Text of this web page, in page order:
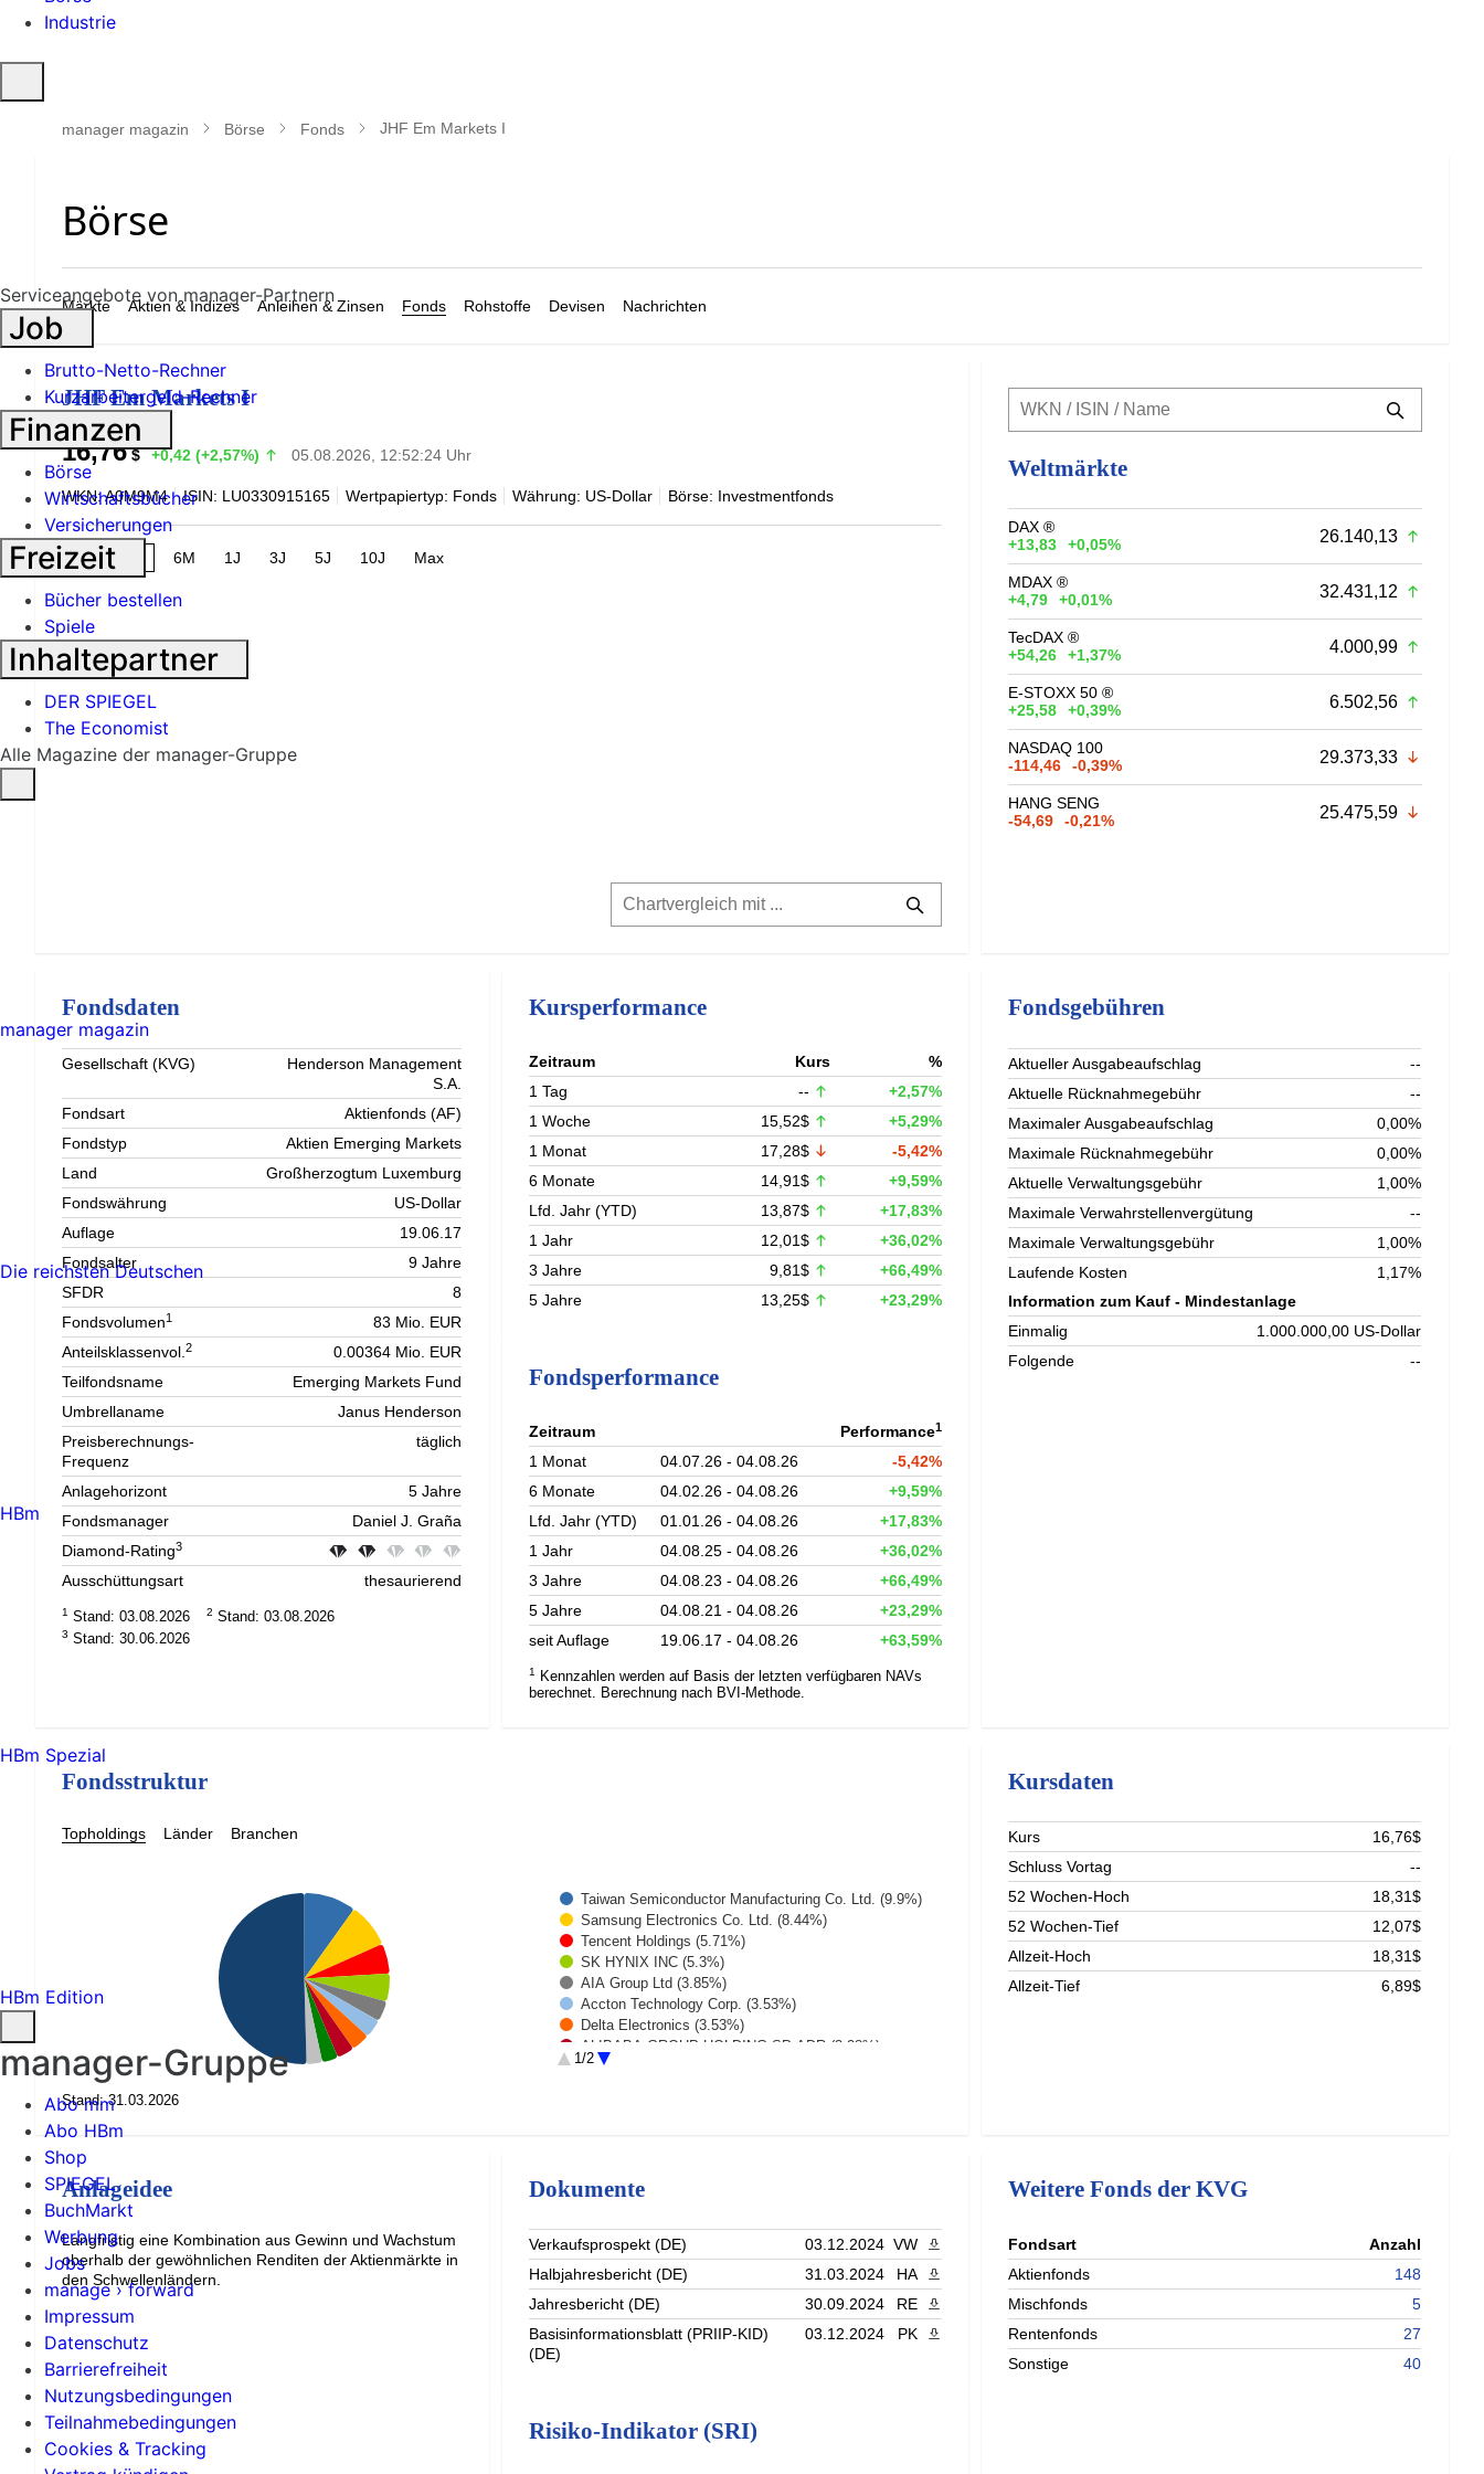
Industrie
öffnen
manager magazin Börse Fonds JHF Em Markets I
Märkte Aktien & Indizes Anleihen & Zinsen Fonds Rohstoffe Devisen Nachrichten
JHF Em Markets I
16,76 $ +0,42 (+2,57%) 05.08.2026, 12:52:24 Uhr
WKN: A0M9M4 ISIN: LU0330915165 Wertpapiertyp: Fonds Währung: US-Dollar Börse: Investmentfonds
1M 6M 1J 3J 5J 10J Max
Weltmärkte
DAX ®
+13,83
+0,05% 26.140,13
MDAX ®
+4,79
+0,01% 32.431,12
TecDAX ®
+54,26
+1,37% 4.000,99
E-STOXX 50 ®
+25,58
+0,39% 6.502,56
NASDAQ 100
-114,46
-0,39% 29.373,33
HANG SENG
-54,69
-0,21% 25.475,59
Fondsdaten
Gesellschaft (KVG)
Henderson Management
S.A.
Fondsart
Aktienfonds (AF)
Fondstyp
Aktien Emerging Markets
Land
Großherzogtum Luxemburg
Fondswährung
US-Dollar
Auflage
19.06.17
Fondsalter
9 Jahre
SFDR
8
Fondsvolumen1
83 Mio. EUR
Anteilsklassenvol.2
0.00364 Mio. EUR
Teilfondsname
Emerging Markets Fund
Umbrellaname
Janus Henderson
Preisberechnungs-
Frequenz
täglich
Anlagehorizont
5 Jahre
Fondsmanager
Daniel J. Graña
Diamond-Rating3
Ausschüttungsart thesaurierend
1 Stand: 03.08.2026 2 Stand: 03.08.2026
3 Stand: 30.06.2026
Kursperformance
Zeitraum Kurs
%
1 Tag
--
+2,57%
1 Woche
15,52$
+5,29%
1 Monat
17,28$
-5,42%
6 Monate
14,91$
+9,59%
Lfd. Jahr (YTD)
13,87$
+17,83%
1 Jahr
12,01$
+36,02%
3 Jahre
9,81$
+66,49%
5 Jahre
13,25$ +23,29%
Fondsperformance
Zeitraum Performance1
1 Monat 04.07.26 - 04.08.26
-5,42%
6 Monate
04.02.26 - 04.08.26
+9,59%
Lfd. Jahr (YTD)
01.01.26 - 04.08.26
+17,83%
1 Jahr
04.08.25 - 04.08.26
+36,02%
3 Jahre
04.08.23 - 04.08.26
+66,49%
5 Jahre
04.08.21 - 04.08.26
+23,29%
seit Auflage
19.06.17 - 04.08.26 +63,59%
1
Kennzahlen werden auf Basis der letzten verfügbaren NAVs
berechnet. Berechnung nach BVI-Methode.
Fondsgebühren
Aktueller Ausgabeaufschlag
--
Aktuelle Rücknahmegebühr
--
Maximaler Ausgabeaufschlag
0,00%
Maximale Rücknahmegebühr
0,00%
Aktuelle Verwaltungsgebühr
1,00%
Maximale Verwahrstellenvergütung
--
Maximale Verwaltungsgebühr
1,00%
Laufende Kosten
1,17%
Information zum Kauf - Mindestanlage
Einmalig
1.000.000,00 US-Dollar
Folgende
--
Fondsstruktur
Topholdings Länder Branchen
Taiwan Semiconductor Manufacturing Co. Ltd. (9.9%)
Samsung Electronics Co. Ltd. (8.44%)
Tencent Holdings (5.71%)
SK HYNIX INC (5.3%)
AIA Group Ltd (3.85%)
Accton Technology Corp. (3.53%)
Delta Electronics (3.53%)
ALIBABA GROUP HOLDING-SP ADR (3.28%)
CREDICORP ORD (3.04%)
1/2
Stand: 31.03.2026
Kursdaten
Kurs
16,76$
Schluss Vortag
--
52 Wochen-Hoch
18,31$
52 Wochen-Tief
12,07$
Allzeit-Hoch
18,31$
Allzeit-Tief
6,89$
Anlageidee
Langfristig eine Kombination aus Gewinn und Wachstum
oberhalb der gewöhnlichen Renditen der Aktienmärkte in
den Schwellenländern.
Dokumente
Verkaufsprospekt (DE) 03.12.2024 VW
PDF herunterladen
Halbjahresbericht (DE)
31.03.2024 HA
PDF herunterladen
Jahresbericht (DE)
30.09.2024 RE
PDF herunterladen
Basisinformationsblatt (PRIIP-KID)
(DE)
03.12.2024 PK PDF herunterladen
Risiko-Indikator (SRI)
Weitere Fonds der KVG
Fondsart
Anzahl
Aktienfonds
148
Mischfonds
5
Rentenfonds
27
Sonstige
40
Serviceangebote von manager-Partnern
Job
Brutto-Netto-Rechner
Kurzarbeitergeld-Rechner
Finanzen
Börse
Wirtschaftsbücher
Versicherungen
Freizeit
Bücher bestellen
Spiele
Inhaltepartner
DER SPIEGEL
The Economist
Alle Magazine der manager-Gruppe
manager magazin
Die reichsten Deutschen
HBm
HBm Spezial
HBm Edition
manager-Gruppe
Abo mm
Abo HBm
Shop
SPIEGEL
BuchMarkt
Werbung
Jobs
manage › forward
Impressum
Datenschutz
Barrierefreiheit
Nutzungsbedingungen
Teilnahmebedingungen
Cookies & Tracking